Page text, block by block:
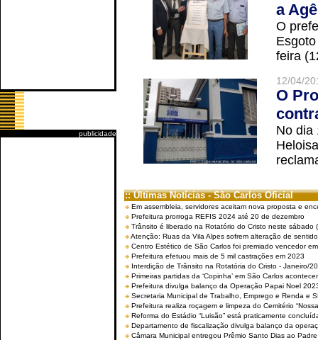
publicidade
a
O
feira
12/04/
O
No dia
:: Últimas Notícias - São Carlos Oficial
Em assembleia, servidores aceitam nova proposta e
Prefeitura prorroga REFIS 2024 até 20 de dezembro
Trânsito é liberado na Rotatório do Cristo neste sábado
Atenção: Ruas da Vila Alpes sofrem alteração de
Centro Estético de São Carlos foi premiado vencedor
Prefeitura efetuou mais de 5 mil castrações em 2023
Interdição de Trânsito na Rotatória do Cristo - Janeiro/
Primeiras partidas da ‘Copinha’ em São Carlos
Prefeitura divulga balanço da Operação Papai Noel
Secretaria Municipal de Trabalho, Emprego e Renda e
Prefeitura realiza roçagem e limpeza do Cemitério
Reforma do Estádio “Luisão” está praticamente
Departamento de fiscalização divulga balanço da
Câmara Municipal entregou Prêmio Santo Dias ao